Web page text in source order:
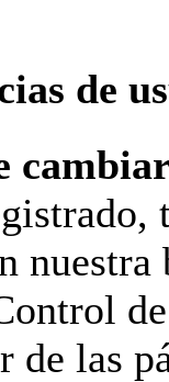
de
de las